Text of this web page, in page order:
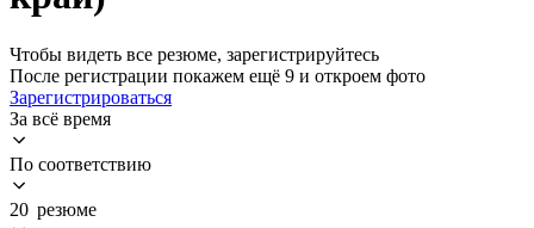
Чтобы видеть все резюме, зарегистрируйтесь
После регистрации покажем ещё 9 и откроем фото
Зарегистрироваться
За всё время
По соответствию
20 резюме